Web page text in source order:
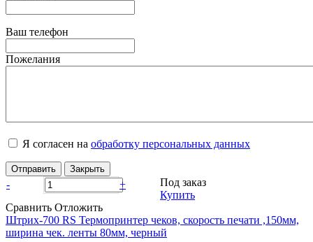
Ваш телефон
Пожелания
Я согласен на обработку персональных данных
Отправить Закрыть
- +
Под заказ
Купить
Сравнить Отложить
Штрих-700 RS Термопринтер чеков, скорость печати ,150мм,
ширина чек. ленты 80мм, черный